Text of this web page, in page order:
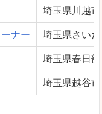
埼玉県川越市
ナー 埼玉県さい
埼玉県春日
埼玉県越谷市